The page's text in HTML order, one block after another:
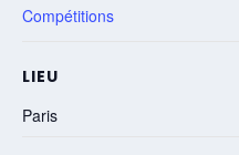
Compétitions
LIEU
Paris